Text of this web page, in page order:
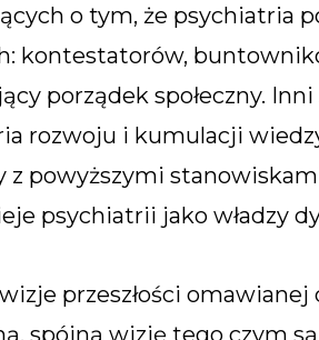
o tym, że psychiatria
kontestatorów,
porządek społeczny. Inni
rozwoju i kumulacji
z powyższymi
psychiatrii jako władzy
przeszłości omawianej
spójną wizję tego czym